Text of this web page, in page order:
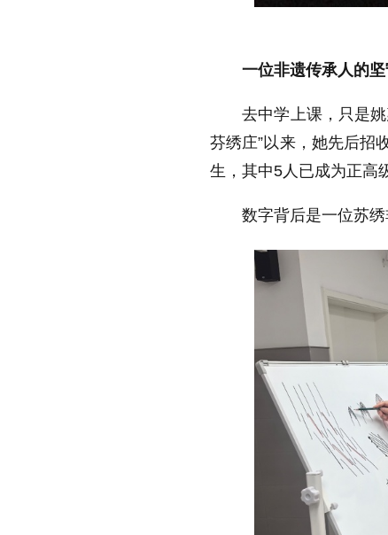
一位非遗传承人的
去中学上课，只是
芬绣庄”以来，她先后招
生，其中5人已成为正高
数字背后是一位苏绣